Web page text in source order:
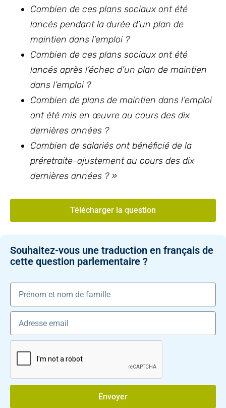
Combien de ces plans sociaux ont été
lancés pendant la durée d’un plan de
maintien dans l’emploi ?
Combien de ces plans sociaux ont été
lancés après l’échec d’un plan de maintien
dans l’emploi ?
Combien de plans de maintien dans l’emploi
ont été mis en œuvre au cours des dix
dernières années ?
Combien de salariés ont bénéficié de la
préretraite-ajustement au cours des dix
dernières années ? »
Télécharger la question
Souhaitez-vous une traduction en français de
cette question parlementaire ?
Envoyer